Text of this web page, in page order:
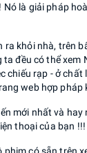
Nó là giải pháp
ra khỏi nhà, trên
đều có thể xem
chiếu rạp - ở chất
web hợp
mới nhất và hay
thoại của bạn !!!
phim có sẵn trên